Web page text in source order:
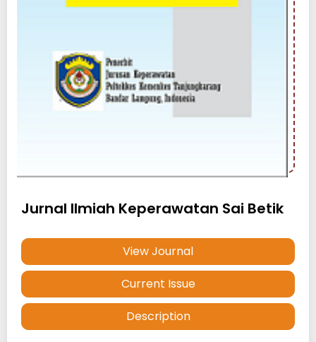
Jurnal Ilmiah Keperawatan Sai Betik
View Journal
Current Issue
Description